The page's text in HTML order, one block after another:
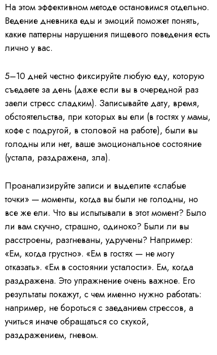
На этом эффективном методе остановимся отдельно.
Ведение дневника еды и эмоций поможет понять,
какие паттерны нарушения пищевого поведения есть
лично у вас.
5–10 дней честно фиксируйте любую еду, которую
съедаете за день (даже если вы в очередной раз
заели стресс сладким). Записывайте дату, время,
обстоятельства, при которых вы ели (в гостях у мамы,
кофе с подругой, в столовой на работе), были вы
голодны или нет, ваше эмоциональное состояние
(устала, раздражена, зла).
Проанализируйте записи и выделите «слабые
точки» — моменты, когда вы были не голодны, но
все же ели. Что вы испытывали в этот момент? Было
ли вам скучно, страшно, одиноко? Были ли вы
расстроены, разгневаны, удручены? Например:
«Ем, когда грустно». «Ем в гостях — не могу
отказать». «Ем в состоянии усталости». Ем, когда
раздражена. Это упражнение очень важное. Его
результаты покажут, с чем именно нужно работать:
например, не бороться с заеданием стрессов, а
учиться иначе обращаться со скукой,
раздражением, гневом.